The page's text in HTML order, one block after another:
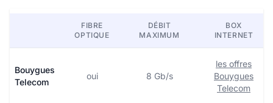
FIBRE
OPTIQUE
DÉBIT
MAXIMUM
BOX
INTERNET
Bouygues
Telecom
oui 8 Gb/s
les offres
Bouygues
Telecom